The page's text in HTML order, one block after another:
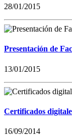
28/01/2015
Presentación de
13/01/2015
Certificados
16/09/2014